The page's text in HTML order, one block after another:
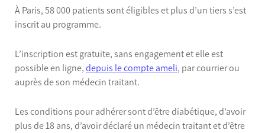
À Paris, 58 000 patients sont éligibles et plus d’un tiers s’est
inscrit au programme.
L’inscription est gratuite, sans engagement et elle est
possible en ligne, depuis le compte ameli, par courrier ou
auprès de son médecin traitant.
Les conditions pour adhérer sont d’être diabétique, d’avoir
plus de 18 ans, d’avoir déclaré un médecin traitant et d’être